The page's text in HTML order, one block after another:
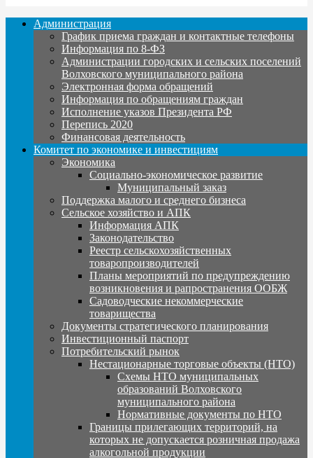
Администрация
График приема граждан и контактные телефоны
Информация по 8-ФЗ
Администрации городских и сельских поселений
Волховского муниципального района
Электронная форма обращений
Информация по обращениям граждан
Исполнение указов Президента РФ
Перепись 2020
Финансовая деятельность
Комитет по экономике и инвестициям
Экономика
Социально-экономическое развитие
Муниципальный заказ
Поддержка малого и среднего бизнеса
Сельское хозяйство и АПК
Информация АПК
Законодательство
Реестр сельскохозяйственных
товаропроизводителей
Планы мероприятий по предупреждению
возникновения и рапространения ООБЖ
Садоводческие некоммерческие
товарищества
Документы стратегического планирования
Инвестиционный паспорт
Потребительский рынок
Нестационарные торговые объекты (НТО)
Схемы НТО муниципальных
образований Волховского
муниципального района
Нормативные документы по НТО
Границы прилегающих территорий, на
которых не допускается розничная продажа
алкогольной продукции